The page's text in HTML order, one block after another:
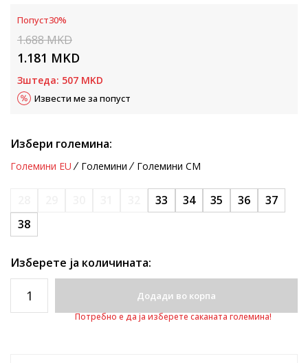
Попуст30%
1.688MKD
1.181 MKD
Зштеда: 507 MKD
Извести ме за попуст
Избери големина:
Големини EU Големини Големини CM
33 34 35 36
37
38
Изберете ја количината:
Додади во корпа
Потребно е да ја изберете саканата големина!